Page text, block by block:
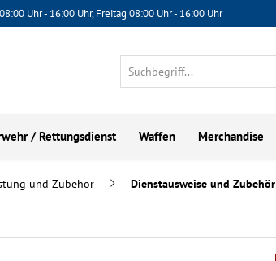
Uhr - 16:00 Uhr, Freitag 08:00 Uhr - 16:00 Uhr
/ Rettungsdienst Waffen Merchandise
und Zubehör Dienstausweise und Zubehör